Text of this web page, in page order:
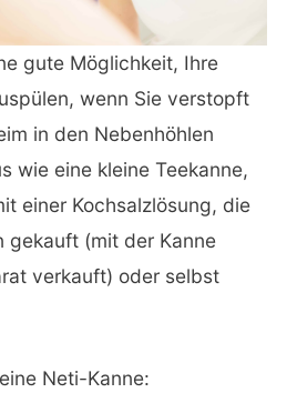
gute Möglichkeit, Ihre
wenn Sie verstopft
in den Nebenhöhlen
wie eine kleine Teekanne,
einer Kochsalzlösung, die
gekauft (mit der Kanne
verkauft) oder selbst
Neti-Kanne: